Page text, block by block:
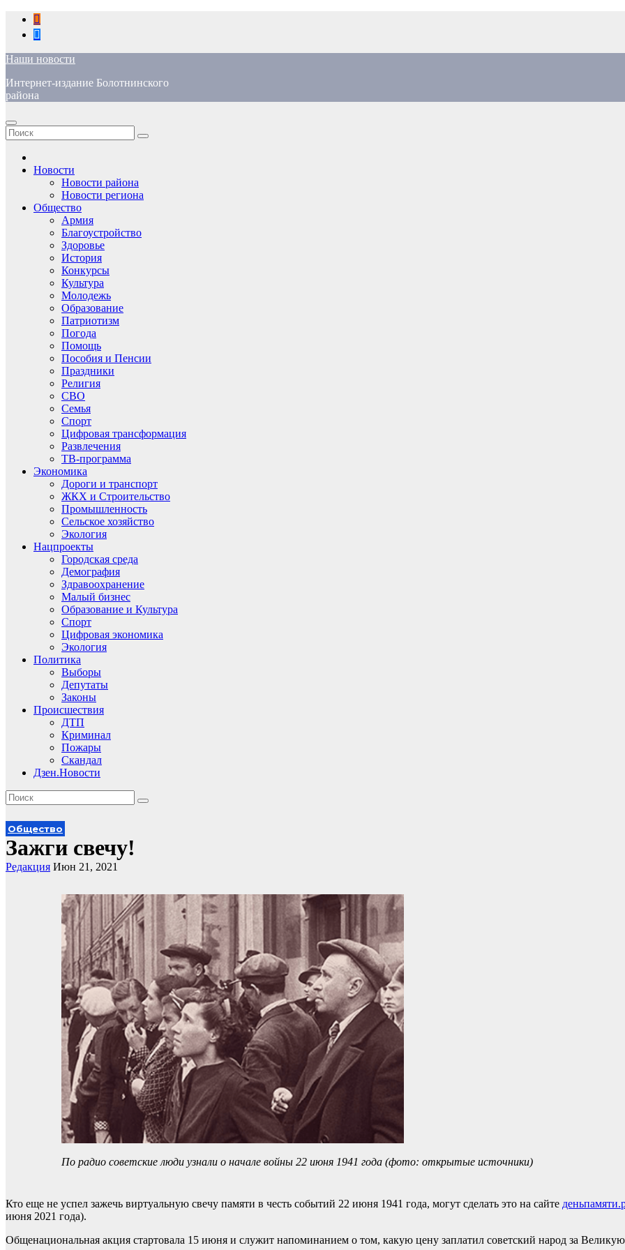
Перейти
содержимому
Наши новости
Интернет-издание Болотнинского
района
Новости
Новости района
Новости региона
Общество
Армия
Благоустройство
Здоровье
История
Конкурсы
Культура
Молодежь
Образование
Патриотизм
Погода
Помощь
Пособия и Пенсии
Праздники
Религия
СВО
Семья
Спорт
Цифровая трансформация
Развлечения
ТВ-программа
Экономика
Дороги и транспорт
ЖКХ и Строительство
Промышленность
Сельское хозяйство
Экология
Нацпроекты
Городская среда
Демография
Здравоохранение
Малый бизнес
Образование и Культура
Спорт
Цифровая экономика
Экология
Политика
Выборы
Депутаты
Законы
Происшествия
ДТП
Криминал
Пожары
Скандал
Дзен.Новости
Общество
Зажги свечу!
Редакция Июн 21, 2021
По радио советские люди узнали о начале войны 22 июня 1941 года (фото: открытые источники)
Кто еще не успел зажечь виртуальную свечу памяти в честь событий 22 июня 1941 года, могут сделать это на сайте
июня 2021 года).
Общенациональная акция стартовала 15 июня и служит напоминанием о том, какую цену заплатил советский народ за